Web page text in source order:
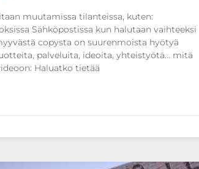
muutamissa tilanteissa, kuten:
Sähköpostissa kun halutaan vaihteeksi
copysta on suurenmoista hyötyä
palveluita, ideoita, yhteistyötä… mitä
Haluatko tietää